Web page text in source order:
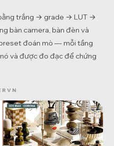
trắng → grade → LUT →
bàn camera, bàn đèn và
đoán mò — mỗi tầng
và được đo đạc để chứng